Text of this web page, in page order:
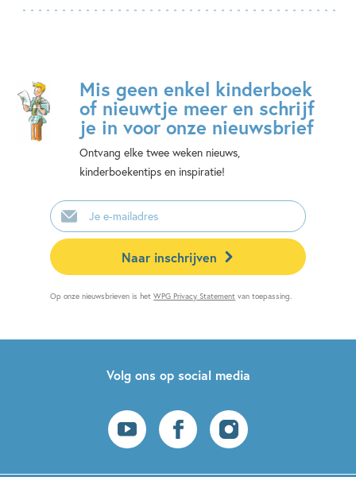
Mis geen enkel kinderboek
of nieuwtje meer en schrijf
je in voor onze nieuwsbrief
Ontvang elke twee weken nieuws,
kinderboekentips en inspiratie!
E-
mailadres
Naar inschrijven
Op onze nieuwsbrieven is hetWPG Privacy Statement van toepassing.
Volg ons op social media